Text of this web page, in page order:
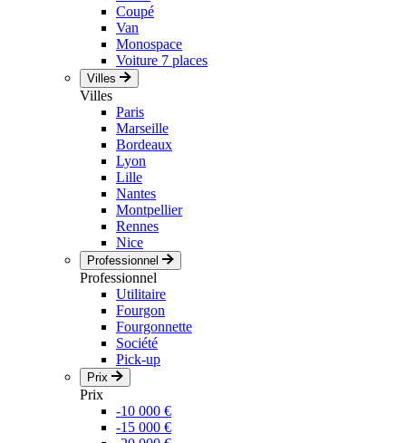
Coupé
Van
Monospace
Voiture 7 places
Villes
Villes
Paris
Marseille
Bordeaux
Lyon
Lille
Nantes
Montpellier
Rennes
Nice
Professionnel
Professionnel
Utilitaire
Fourgon
Fourgonnette
Société
Pick-up
Prix
Prix
-10 000 €
-15 000 €